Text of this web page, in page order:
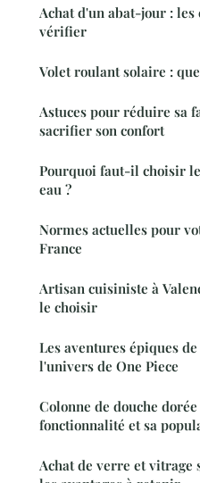
Achat d'un abat-jour :
vérifier
Volet roulant solaire :
Astuces pour réduire sa
sacrifier son confort
Pourquoi faut-il choisir
eau ?
Normes actuelles pour
France
Artisan cuisiniste à
le choisir
Les aventures épiques
l'univers de One Piece
Colonne de douche dorée : voyez son design,
fonctionnalité et sa
Achat de verre et vitrage